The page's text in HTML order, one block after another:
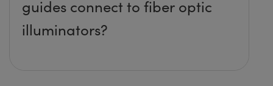
guides connect to fiber optic
illuminators?